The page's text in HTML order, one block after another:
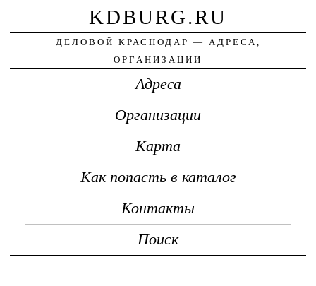
KDBURG.RU
ДЕЛОВОЙ КРАСНОДАР — АДРЕСА,
ОРГАНИЗАЦИИ
Адреса
Организации
Карта
Как попасть в каталог
Контакты
Поиск